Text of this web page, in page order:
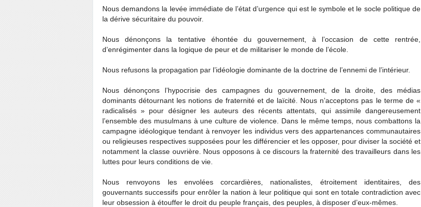
Nous demandons la levée immédiate de l’état d’urgence qui est le symbole et le socle politique de
la dérive sécuritaire du pouvoir.
Nous dénonçons la tentative éhontée du gouvernement, à l’occasion de cette rentrée,
d’enrégimenter dans la logique de peur et de militariser le monde de l’école.
Nous refusons la propagation par l’idéologie dominante de la doctrine de l’ennemi de l’intérieur.
Nous dénonçons l’hypocrisie des campagnes du gouvernement, de la droite, des médias
dominants détournant les notions de fraternité et de laïcité. Nous n’acceptons pas le terme de «
radicalisés » pour désigner les auteurs des récents attentats, qui assimile dangereusement
l’ensemble des musulmans à une culture de violence. Dans le même temps, nous combattons la
campagne idéologique tendant à renvoyer les individus vers des appartenances communautaires
ou religieuses respectives supposées pour les différencier et les opposer, pour diviser la société et
notamment la classe ouvrière. Nous opposons à ce discours la fraternité des travailleurs dans les
luttes pour leurs conditions de vie.
Nous renvoyons les envolées corcardières, nationalistes, étroitement identitaires, des
gouvernants successifs pour enrôler la nation à leur politique qui sont en totale contradiction avec
leur obsession à étouffer le droit du peuple français, des peuples, à disposer d’eux-mêmes.